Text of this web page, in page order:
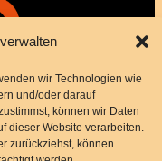
wir Technologien wie
und/oder darauf
können wir Daten
dieser Website verarbeiten.
zurückziehst, können